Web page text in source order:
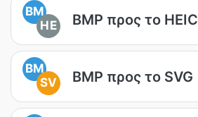
BM
HE
BMP προς το HEIC
BM
SV
BMP προς το SVG